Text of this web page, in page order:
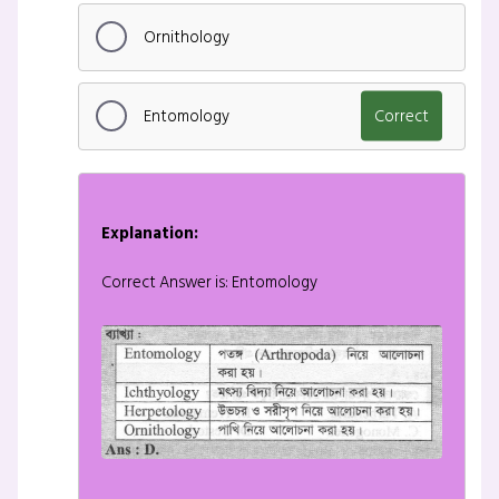
Ornithology
Entomology Correct
Explanation:
Correct Answer is: Entomology